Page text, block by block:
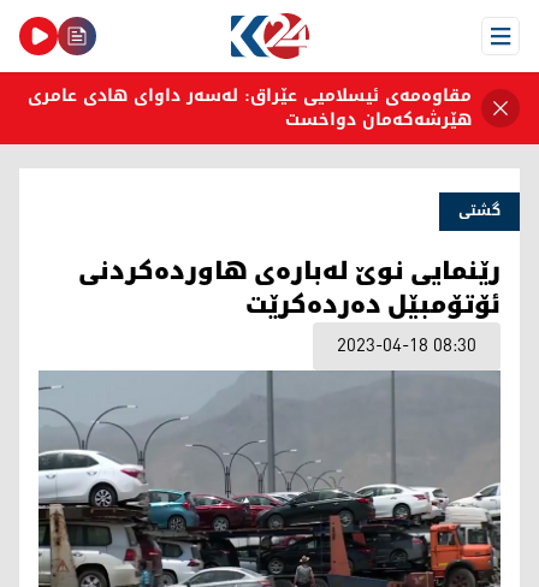
Open Menu
مقاوەمەی ئیسلامیی عێراق: لەسەر داوای هادی عامری
هێرشەکەمان دواخست
گشتی
رێنمایی نوێ لەبارەی هاوردەکردنی
ئۆتۆمبێل دەردەکرێت
2023-04-18 08:30